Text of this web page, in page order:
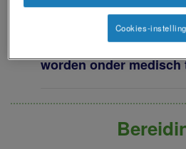
PKU squeezie is
medisch gebruik en
worden onder medisch
Cookies-